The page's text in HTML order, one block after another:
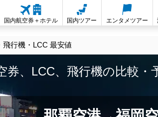
国内航空券＋ホテル 国内ツアー エンタメツアー
行機・LCC 最安値
券、LCC、飛行機の比較・